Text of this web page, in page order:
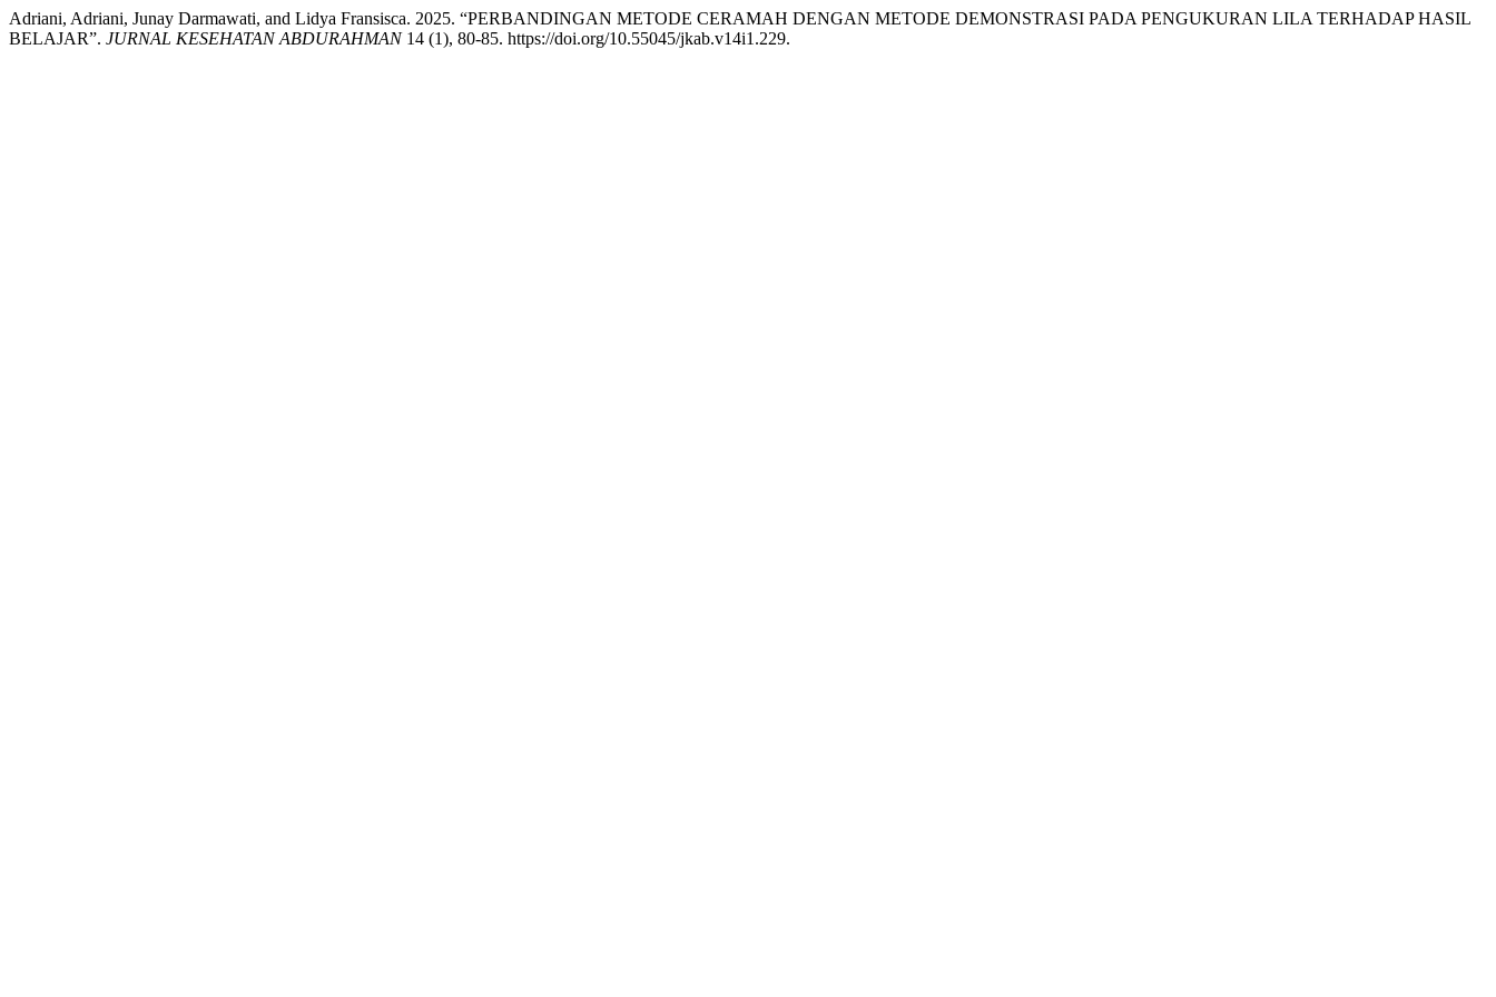
Adriani, Adriani, Junay Darmawati, and Lidya Fransisca. 2025. “PERBANDINGAN METODE CERAMAH DENGAN METODE DEMONSTRASI PADA PENGUKURAN LILA TERHADAP HASIL
BELAJAR”. JURNAL KESEHATAN ABDURAHMAN14 (1), 80-85. https://doi.org/10.55045/jkab.v14i1.229.